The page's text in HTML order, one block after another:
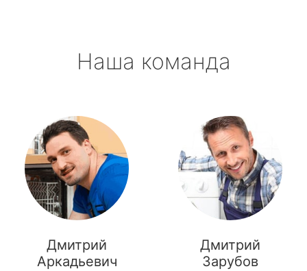
Наша команда
Дмитрий
Аркадьевич
Дмитрий
Зарубов